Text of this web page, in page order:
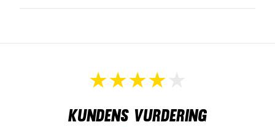
Kundens vurdering